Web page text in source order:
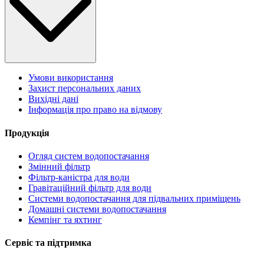
Умови використання
Захист персональних даних
Вихідні дані
Інформація про право на відмову
Продукція
Огляд систем водопостачання
Змінний фільтр
Фільтр-каністра для води
Гравітаційний фільтр для води
Системи водопостачання для підвальних приміщень
Домашні системи водопостачання
Кемпінг та яхтинг
Сервіс та підтримка